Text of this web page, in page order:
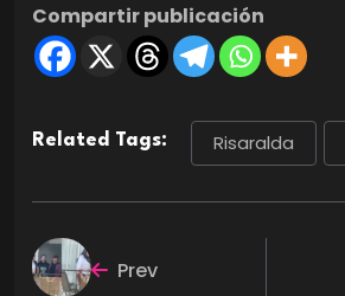
Compartir publicación
Related Tags: Risaralda
Prev